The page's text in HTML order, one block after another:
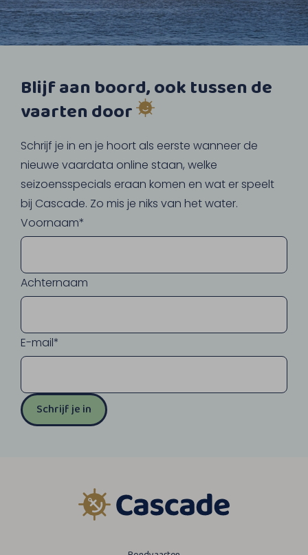
Blijf aan boord, ook tussen de
vaarten door
Schrijf je in en je hoort als eerste wanneer de
nieuwe vaardata online staan, welke
seizoensspecials eraan komen en wat er speelt
bij Cascade. Zo mis je niks van het water.
Voornaam*
Achternaam
E-mail*
Schrijf je in